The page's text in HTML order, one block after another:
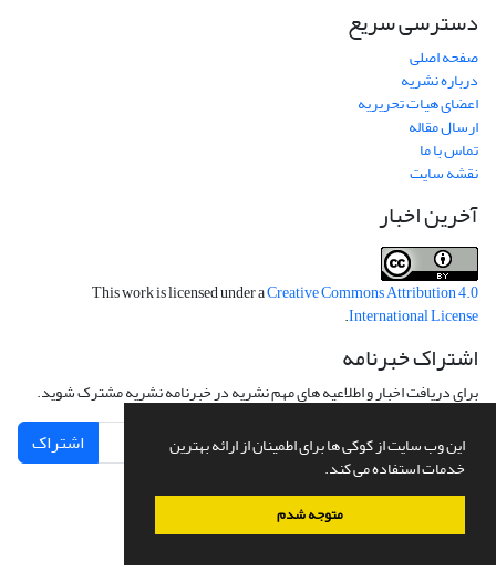
این وب سایت از کوکی ها برای اطمینان از ارائه بهترین
خدمات استفاده می کند.
متوجه شدم
دسترسی سریع
صفحه اصلی
درباره نشریه
اعضای هیات تحریریه
ارسال مقاله
تماس با ما
نقشه سایت
آخرین اخبار
This work is licensed under aCreative Commons Attribution 4.0
International License
.
اشتراک خبرنامه
برای دریافت اخبار و اطلاعیه های مهم نشریه در خبرنامه نشریه مشترک شوید.
اشتراک
سامانه مدیریت نشریات علمی.طراحی و پیاده سازی ازسیناوب